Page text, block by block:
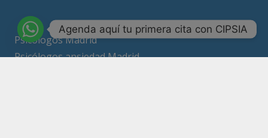
Psicólogos Madrid
Psicólogos ansiedad Madrid
Agenda aquí tu primera cita con CIPSIA